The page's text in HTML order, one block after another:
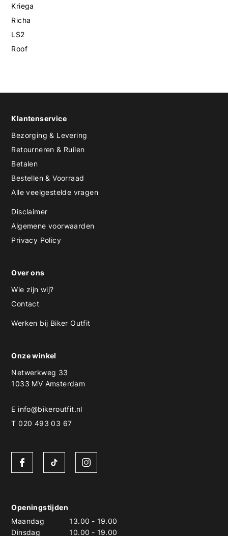
Kriega
Richa
LS2
Roof
Klantenservice
Bezorging & Levering
Retourneren & Ruilen
Betalen
Bestellen & Voorraad
Alle veelgestelde vragen
Disclaimer
Algemene voorwaarden
Privacy Policy
Over ons
Wie zijn wij?
Contact
Werken bij Biker Outfit
Onze winkel
Netwerkweg 33
1033 MV Amsterdam
E info@bikeroutfit.nl
T 020 493 03 67
Openingstijden
Maandag
13.00 - 19.00
Dinsdag
10.00 - 19.00